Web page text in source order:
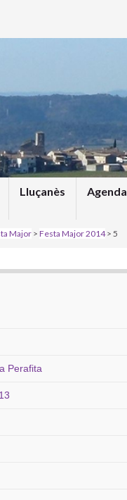
Lluçanès Agenda
Major > Festa Major 2014> 5
Perafita